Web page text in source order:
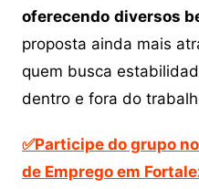
oferecendo diversos
proposta ainda mais
quem busca
dentro e fora do
✅Participe do grupo
de Emprego em